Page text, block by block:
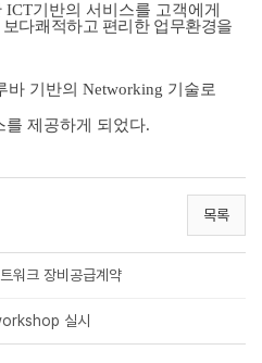
ICT기반의 서비스를 고객에게
다쾌적하고 편리한 업무환경을
바 기반의 Networking 기술로
를 제공하게 되었다.
목록
워크 장비공급계약
실시